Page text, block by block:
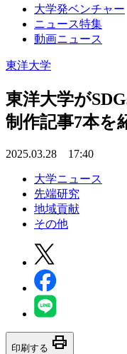
大学発ベンチャー
ニュース特集
動画ニュース
東洋大学
東洋大学が
制作記事7本を
2025.03.28 17:40
大学ニュース
先端研究
地域貢献
その他
印刷する print